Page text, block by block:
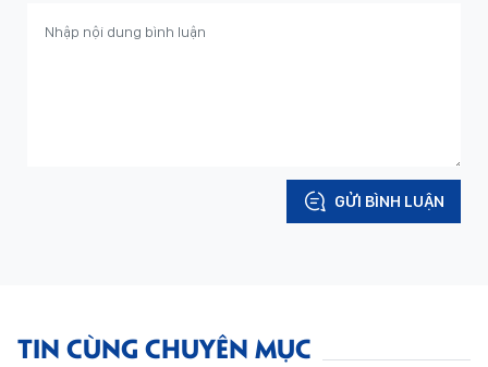
GỬI BÌNH LUẬN
TIN CÙNG CHUYÊN MỤC